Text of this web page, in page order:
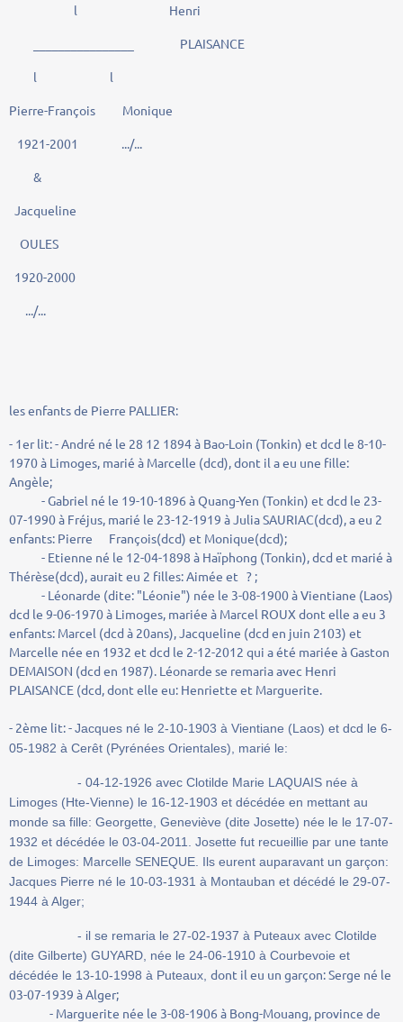
l Henri
________________ PLAISANCE
l l
Pierre-François Monique
1921-2001 .../...
&
Jacqueline
OULES
1920-2000
.../...
les enfants de Pierre PALLIER:
- 1er lit: - André né le 28 12 1894 à Bao-Loin (Tonkin) et dcd le 8-10-
1970 à Limoges, marié à Marcelle (dcd), dont il a eu une fille:
Angèle;
- Gabriel né le 19-10-1896 à Quang-Yen (Tonkin) et dcd le 23-
07-1990 à Fréjus, marié le 23-12-1919 à Julia SAURIAC(dcd), a eu 2
enfants: Pierre François(dcd) et Monique(dcd);
- Etienne né le 12-04-1898 à Haïphong (Tonkin), dcd et marié à
Thérèse(dcd), aurait eu 2 filles: Aimée et ? ;
- Léonarde (dite: "Léonie") née le 3-08-1900 à Vientiane (Laos)
dcd le 9-06-1970 à Limoges, mariée à Marcel ROUX dont elle a eu 3
enfants: Marcel (dcd à 20ans), Jacqueline (dcd en juin 2103) et
Marcelle née en 1932 et dcd le 2-12-2012 qui a été mariée à Gaston
DEMAISON (dcd en 1987). Léonarde se remaria avec Henri
PLAISANCE (dcd, dont elle eu: Henriette et Marguerite.
- 2ème lit: -Jacques né le 2-10-1903 à Vientiane (Laos) et dcd le 6-
05-1982 à Cerêt (Pyrénées Orientales), marié le:
- 04-12-1926 avec Clotilde Marie LAQUAIS née à
Limoges (Hte-Vienne) le 16-12-1903 et décédée en mettant au
monde sa fille: Georgette, Geneviève (dite Josette) née le le 17-07-
1932 et décédée le 03-04-2011. Josette fut recueillie par une tante
de Limoges: Marcelle SENEQUE. Ils eurent auparavant un garçon:
Jacques Pierre né le 10-03-1931 à Montauban et décédé le 29-07-
1944 à Alger;
- il se remaria le 27-02-1937 à Puteaux avec Clotilde
(dite Gilberte) GUYARD, née le 24-06-1910 à Courbevoie et
décédée le 13-10-1998 à Puteaux, dont il eu un garçon: Serge né le
03-07-1939 à Alger;
- Marguerite née le 3-08-1906 à Bong-Mouang, province de